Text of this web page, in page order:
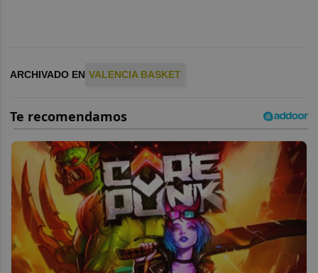
ARCHIVADO EN VALENCIA BASKET